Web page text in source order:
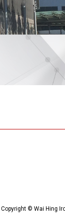
Copyright © Wai Hing